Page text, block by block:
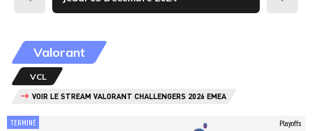
Hier
Valorant
VCL
VOIR LE STREAM VALORANT CHALLENGERS 2026 EMEA
TERMINÉ Playoffs